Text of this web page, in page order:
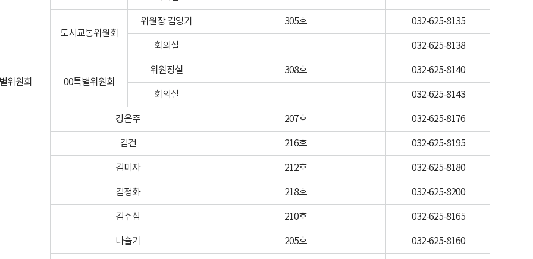
도시교통위원회
위원장 김영기 305호 032-625-8135
회의실 032-625-8138
위원회 00특별위원회
위원장실 308호 032-625-8140
회의실 032-625-8143
강은주 207호 032-625-8176
김건 216호 032-625-8195
김미자 212호 032-625-8180
김정화 218호 032-625-8200
김주삼 210호 032-625-8165
나슬기 205호 032-625-8160